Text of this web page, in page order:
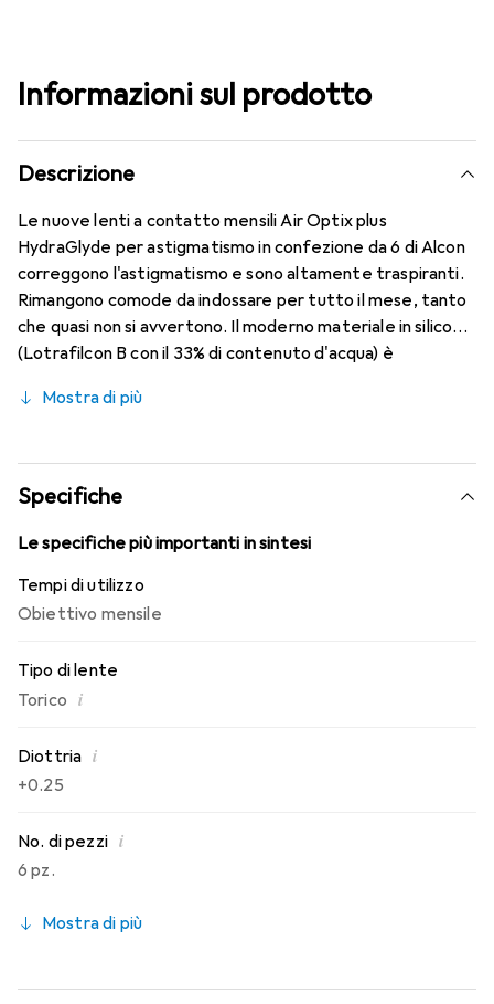
Informazioni sul prodotto
Descrizione
Le nuove lenti a contatto mensili Air Optix plus
HydraGlyde per astigmatismo in confezione da 6 di Alcon
correggono l'astigmatismo e sono altamente traspiranti.
Rimangono comode da indossare per tutto il mese, tanto
che quasi non si avvertono. Il moderno materiale in silicone
(Lotrafilcon B con il 33% di contenuto d'acqua) è
Moisture Matrix e la nota tecnologia SmartShield,
conosci. Comfort e assenza di fastidi per tutto il giorno
con le lenti mensili.
Mostra di più
Specifiche
Le specifiche più importanti in sintesi
Tempi di utilizzo
Obiettivo mensile
Tipo di lente
Torico i
Diottria i
+0.25
No. di pezzi i
6 pz.
Mostra di più